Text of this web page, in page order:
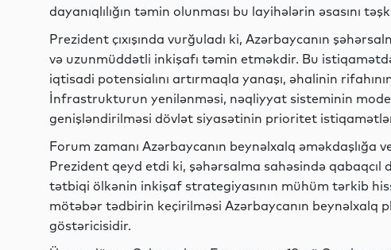
dayanıqlılığın təmin olunması bu layihələrin əsasını
Prezident çıxışında vurğuladı ki, Azərbaycanın
və uzunmüddətli inkişafı təmin etməkdir. Bu
iqtisadi potensialını artırmaqla yanaşı, əhalinin
İnfrastrukturun yenilənməsi, nəqliyyat sisteminin
genişləndirilməsi dövlət siyasətinin prioritet
Forum zamanı Azərbaycanın beynəlxalq əməkdaşlığa
Prezident qeyd etdi ki, şəhərsalma sahəsində
tətbiqi ölkənin inkişaf strategiyasının mühüm tərkib
mötəbər tədbirin keçirilməsi Azərbaycanın
göstəricisidir.